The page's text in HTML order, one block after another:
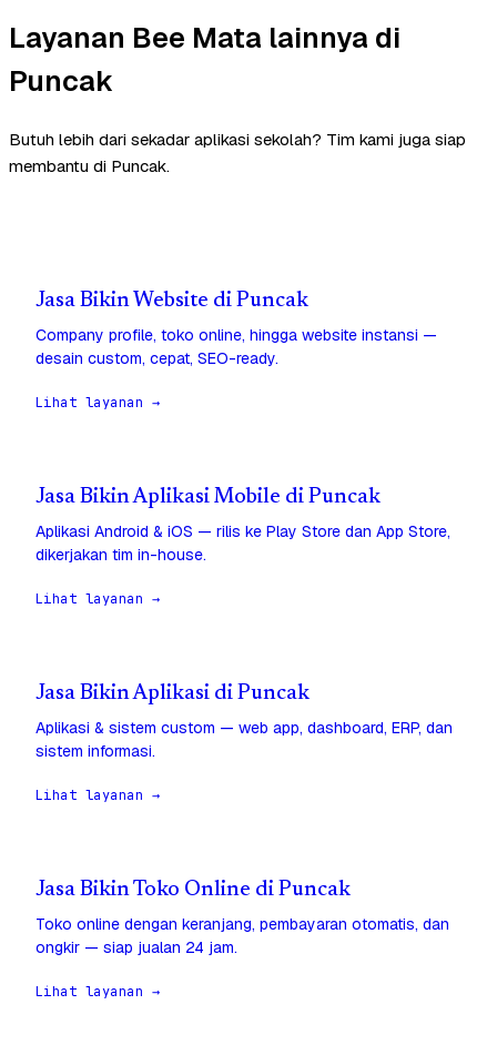
Layanan Bee Mata lainnya di
Puncak
Butuh lebih dari sekadar aplikasi sekolah? Tim kami juga siap
membantu di Puncak.
Jasa Bikin Website di Puncak
Company profile, toko online, hingga website instansi —
desain custom, cepat, SEO-ready.
Lihat layanan →
Jasa Bikin Aplikasi Mobile di Puncak
Aplikasi Android & iOS — rilis ke Play Store dan App Store,
dikerjakan tim in-house.
Lihat layanan →
Jasa Bikin Aplikasi di Puncak
Aplikasi & sistem custom — web app, dashboard, ERP, dan
sistem informasi.
Lihat layanan →
Jasa Bikin Toko Online di Puncak
Toko online dengan keranjang, pembayaran otomatis, dan
ongkir — siap jualan 24 jam.
Lihat layanan →